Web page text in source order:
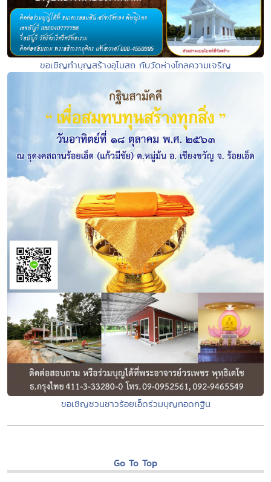
ขอเชิญทำบุญสร้างอุโบสถ กับวัดห่างไกลความเจริญ
ขอเชิญชวนชาวร้อยเอ็ดร่วมบุญทอดกฐิน
Go To Top